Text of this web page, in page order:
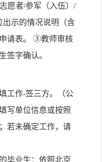
愿者/参军（入伍） /
出示的情况说明（含
请表。 ③教师审核
签字确认。
工作-签三方。（公
写单位信息或按照
若未确定工作，请
毕业生：依照北京